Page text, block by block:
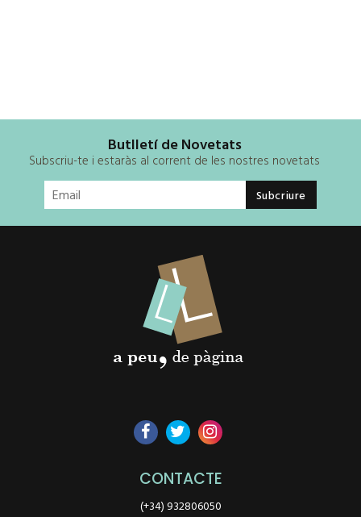
Butlletí de Novetats
Subscriu-te i estaràs al corrent de les nostres novetats
CONTACTE
(+34) 932806050